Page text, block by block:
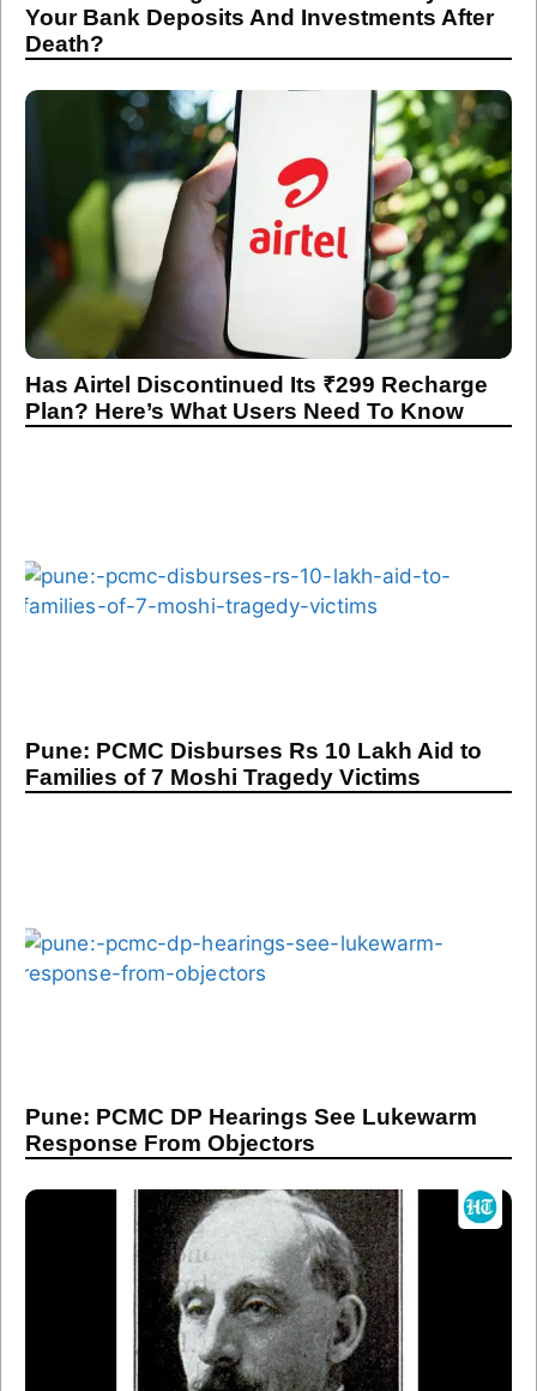
Your Bank Deposits And Investments After
Death?
Has Airtel Discontinued Its ₹299 Recharge
Plan? Here’s What Users Need To Know
Pune: PCMC Disburses Rs 10 Lakh Aid to
Families of 7 Moshi Tragedy Victims
Pune: PCMC DP Hearings See Lukewarm
Response From Objectors